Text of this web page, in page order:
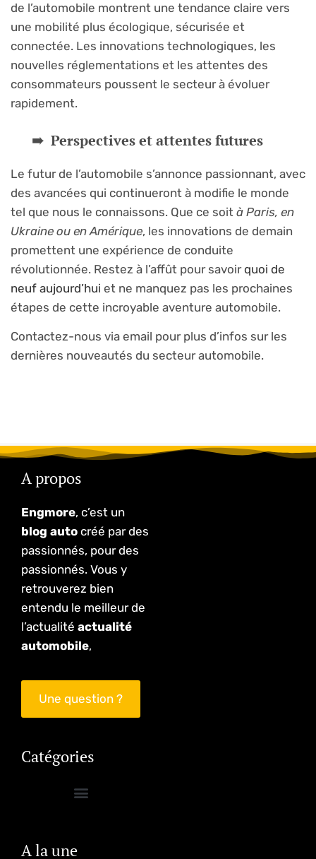
de l’automobile montrent une tendance claire vers
une mobilité plus écologique, sécurisée et
connectée. Les innovations technologiques, les
nouvelles réglementations et les attentes des
consommateurs poussent le secteur à évoluer
rapidement.
Perspectives et attentes futures
Le futur de l’automobile s’annonce passionnant, avec
des avancées qui continueront à modifie le monde
tel que nous le connaissons. Que ce soit à Paris, en
Ukraine ou en Amérique, les innovations de demain
promettent une expérience de conduite
révolutionnée. Restez à l’affût pour savoirquoi de
neuf aujourd’hui et ne manquez pas les prochaines
étapes de cette incroyable aventure automobile.
Contactez-nous via email pour plus d’infos sur les
dernières nouveautés du secteur automobile.
A propos
Engmore, c’est un
blog auto créé par des
passionnés, pour des
passionnés. Vous y
retrouverez bien
entendu le meilleur de
l’actualité actualité
automobile,
Une question ?
Catégories
A la une